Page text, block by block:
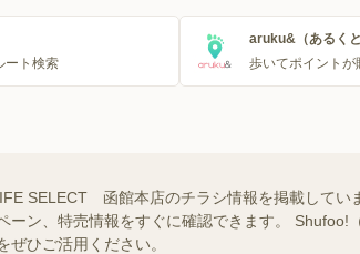
ート検索
aruku&（あるくと
歩いてポイントが
SELECT 函館本店のチラシ情報を掲載して
ーン、特売情報をすぐに確認できます。
ぜひご活用ください。